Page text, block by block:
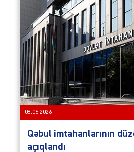
08.06.2026
Qəbul imtahanlarının
açıqlandı